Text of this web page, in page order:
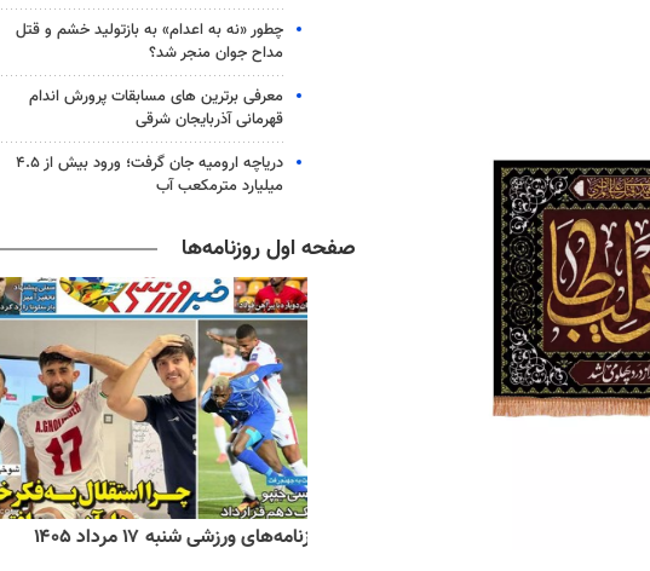
چطور «نه به اعدام» به بازتولید خشم و قتل
مداح جوان منجر شد؟
معرفی برترین های مسابقات پرورش اندام
قهرمانی آذربایجان شرقی
دریاچه ارومیه جان گرفت؛ ورود بیش از ۴.۵
میلیارد مترمکعب آب
صفحه اول روزنامه‌ها
روزنامه‌های صبح شنبه ۱۷ مرداد ۱۴۰۵